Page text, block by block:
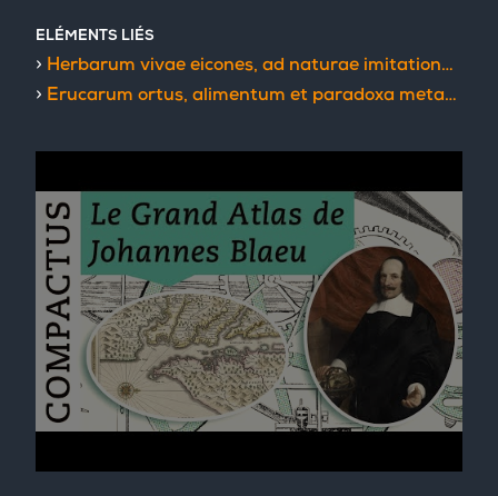
ELÉMENTS LIÉS
Herbarum vivae eicones, ad naturae imitationem : summa cum diligentia et artificio effigiatae, una cum effectibus earundem, in gratiam veteris illius, et jamjam renascentis herbariae medicinae
Erucarum ortus, alimentum et paradoxa metamorphosis